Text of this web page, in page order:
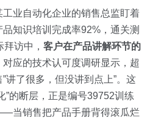
业自动化企业的销售总监盯着
知识培训完成率92%，通关测
访中， 客户在产品讲解环节的
对应的技术认可度调研显示，超
讲了很多，但没讲到点上”。这
”的断层，正是编号39752训练
当销售把产品手册背得滚瓜烂